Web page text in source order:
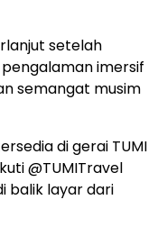
setelah
imersif
semangat musim
di gerai TUMI
@TUMITravel
balik layar dari